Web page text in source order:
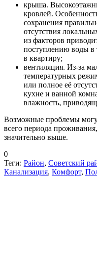
крыша.
кровлей.
сохранения
отсутствия
из факторов
поступлению воды в
в квартиру;
вентиляция. Из-за
температурных
или полное её
кухне и ванной
влажность,
Возможные проблемы
всего периода
значительно выше.
0
Теги: Район, Советский
Канализация, Комфорт,